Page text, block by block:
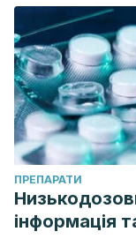
ПРЕПАРАТИ
інформація